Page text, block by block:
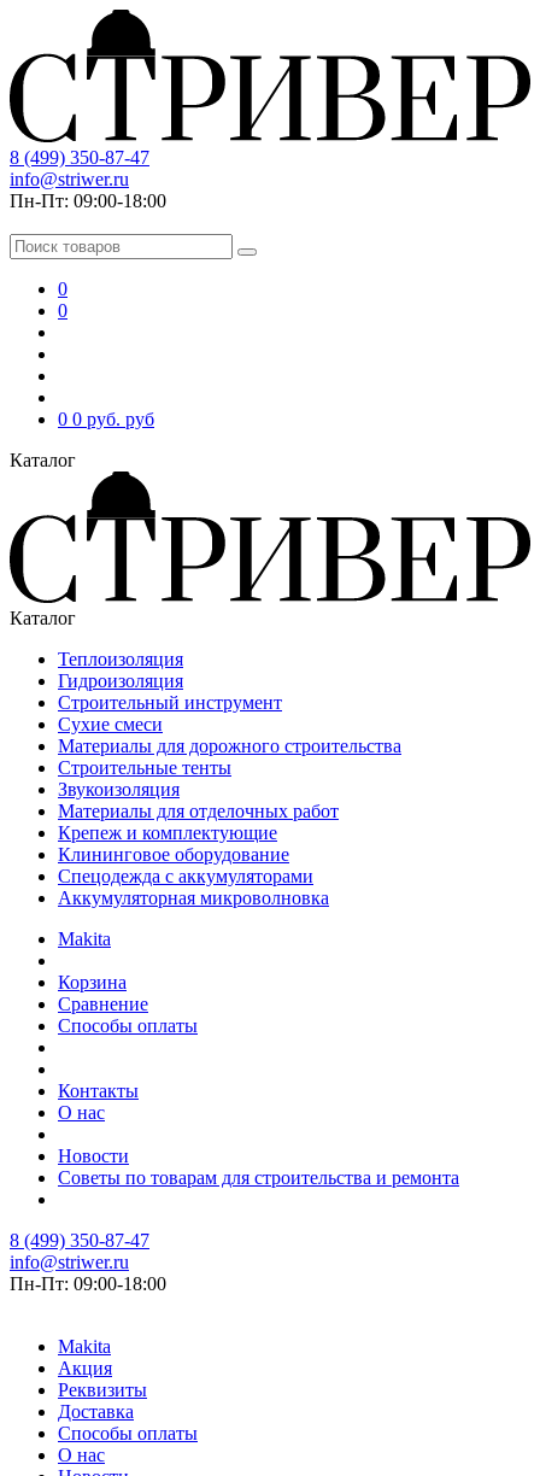
8 (499) 350-87-47
info@striwer.ru
Пн-Пт: 09:00-18:00
0
0
0 0 руб. руб
Каталог
Каталог
Теплоизоляция
Гидроизоляция
Строительный инструмент
Сухие смеси
Материалы для дорожного строительства
Строительные тенты
Звукоизоляция
Материалы для отделочных работ
Крепеж и комплектующие
Клининговое оборудование
Спецодежда с аккумуляторами
Аккумуляторная микроволновка
Makita
Корзина
Сравнение
Способы оплаты
Контакты
О нас
Новости
Советы по товарам для строительства и ремонта
8 (499) 350-87-47
info@striwer.ru
Пн-Пт: 09:00-18:00
Makita
Акция
Реквизиты
Доставка
Способы оплаты
О нас